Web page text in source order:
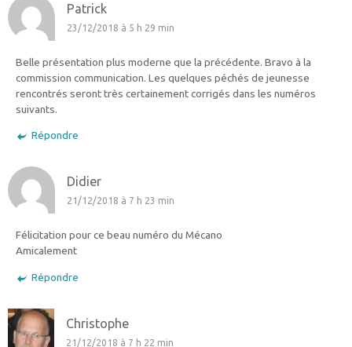
Patrick
23/12/2018 à 5 h 29 min
Belle présentation plus moderne que la précédente. Bravo à la
commission communication. Les quelques péchés de jeunesse
rencontrés seront très certainement corrigés dans les numéros
suivants.
Répondre
Didier
21/12/2018 à 7 h 23 min
Félicitation pour ce beau numéro du Mécano
Amicalement
Répondre
Christophe
21/12/2018 à 7 h 22 min